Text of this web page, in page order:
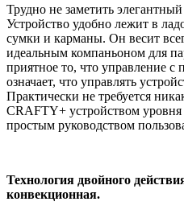
Трудно не заметить
Устройство удобно лежит в
сумки и карманы. Он весит
идеальным компаньоном для
приятное то, что управление
означает, что управлять
Практически не требуется
CRAFTY+ устройством уровня
простым руководством
Технология двойного
конвекционная.